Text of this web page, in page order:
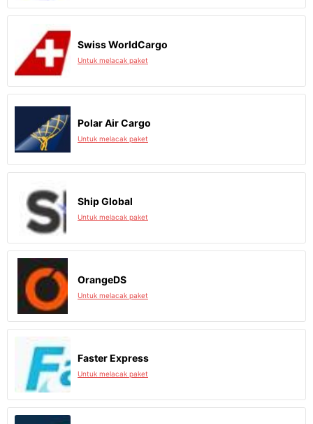
Swiss WorldCargo
Untuk melacak paket
Polar Air Cargo
Untuk melacak paket
Ship Global
Untuk melacak paket
OrangeDS
Untuk melacak paket
Faster Express
Untuk melacak paket